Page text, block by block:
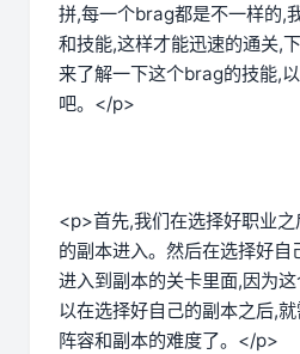
拼,每一个brag都是不一样的,
和技能,这样才能迅速的通关,
来了解一下这个brag的技能,
吧。</p>
<p>首先,我们在选择好职业
的副本进入。然后在选择好自
进入到副本的关卡里面,因为
以在选择好自己的副本之后,
阵容和副本的难度了。</p>